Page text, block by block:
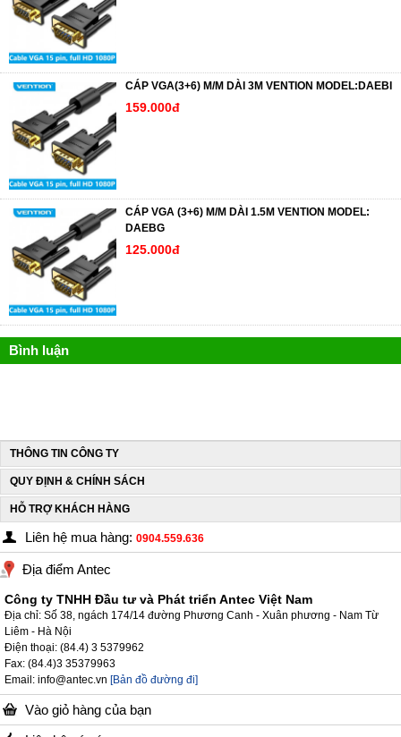
CÁP VGA(3+6) M/M DÀI 3M VENTION MODEL:DAEBI
159.000đ
CÁP VGA (3+6) M/M DÀI 1.5M VENTION MODEL:
DAEBG
125.000đ
Bình luận
THÔNG TIN CÔNG TY
QUY ĐỊNH & CHÍNH SÁCH
HỖ TRỢ KHÁCH HÀNG
Liên hệ mua hàng: 0904.559.636
Địa điểm Antec
Công ty TNHH Đầu tư và Phát triển Antec Việt Nam
Địa chỉ: Số 38, ngách 174/14 đường Phương Canh - Xuân phương - Nam Từ
Liêm - Hà Nội
Điện thoại: (84.4) 3 5379962
Fax: (84.4)3 35379963
Email: info@antec.vn [Bản đồ đường đi]
Vào giỏ hàng của bạn